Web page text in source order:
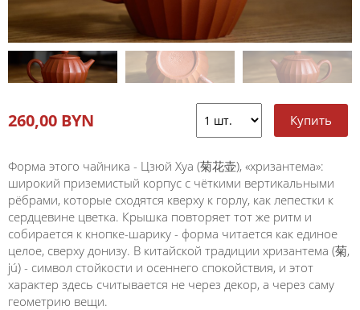
260,00 BYN
Форма этого чайника - Цзюй Хуа (菊花壶), «хризантема»:
широкий приземистый корпус с чёткими вертикальными
рёбрами, которые сходятся кверху к горлу, как лепестки к
сердцевине цветка. Крышка повторяет тот же ритм и
собирается к кнопке-шарику - форма читается как единое
целое, сверху донизу. В китайской традиции хризантема (菊,
jú) - символ стойкости и осеннего спокойствия, и этот
характер здесь считывается не через декор, а через саму
геометрию вещи.